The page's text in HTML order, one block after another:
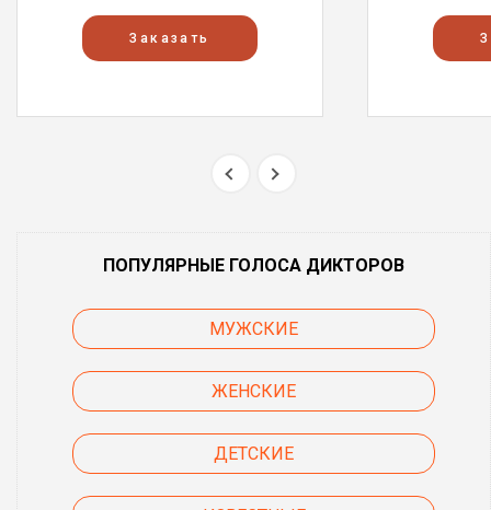
Заказать
ПОПУЛЯРНЫЕ ГОЛОСА ДИКТОРОВ
МУЖСКИЕ
ЖЕНСКИЕ
ДЕТСКИЕ